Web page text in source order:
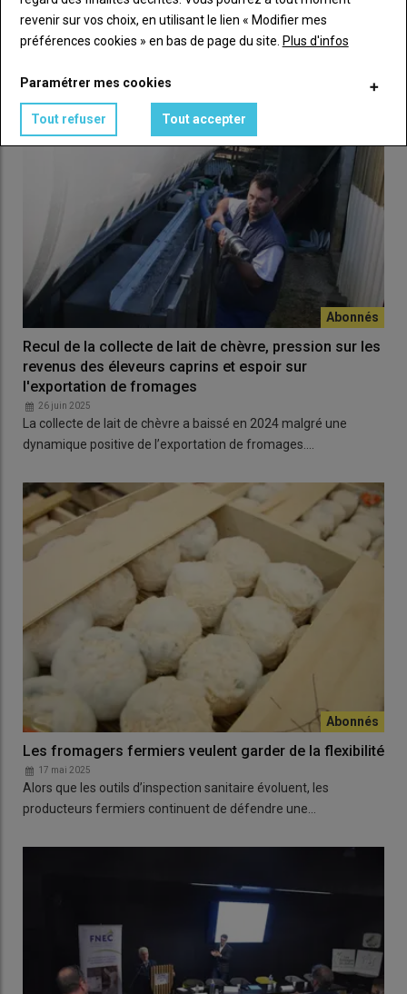
Face à des producteurs de fromages au lait cru fragilisés, le
Cnaol et les syndicats laitiers appellent à un…
Recul de la collecte de lait de chèvre, pression sur les
revenus des éleveurs caprins et espoir sur
l'exportation de fromages
26 juin 2025
La collecte de lait de chèvre a baissé en 2024 malgré une
dynamique positive de l’exportation de fromages.…
Les fromagers fermiers veulent garder de la flexibilité
17 mai 2025
Alors que les outils d’inspection sanitaire évoluent, les
producteurs fermiers continuent de défendre une…
revenir sur vos choix, en utilisant le lien « Modifier mes
préférences cookies » en bas de page du site. Plus d'infos
Paramétrer mes cookies
Tout refuser Tout accepter